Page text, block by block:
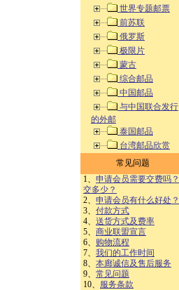
世界专题邮票
前苏联
俄罗斯
极限片
蒙古
综合邮品
中国邮品
与中国联合发行
的外邮
泰国邮品
台湾邮品欣赏
常见问题
1、 申请会员需要交费吗？
交多少？
2、 申请会员有什么好处？
3、 付款方式
4、 送货方式及费率
5、 商业联盟宣言
6、 购物流程
7、 我们的工作时间
8、 本廊诚信及售后服务
9、 常见问题
10、 服务条款